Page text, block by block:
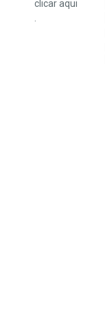
clicaraqui